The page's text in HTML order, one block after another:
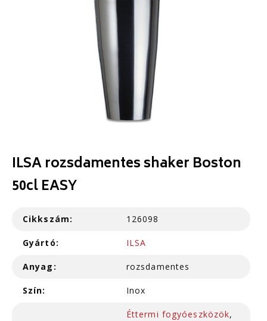
ILSA rozsdamentes shaker Boston
50cl EASY
Cikkszám: 126098
Gyártó: ILSA
Anyag: rozsdamentes
Szín: Inox
Éttermi fogyóeszközök,